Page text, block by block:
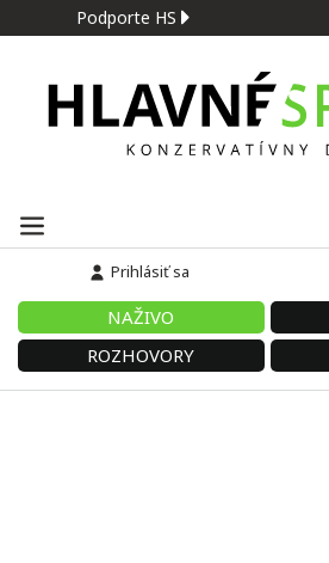
Podporte HS
Prihlásiť sa
NAŽIVO
ROZHOVORY